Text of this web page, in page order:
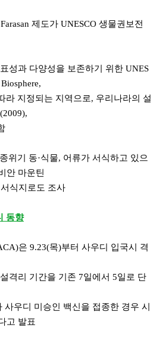
제도가 UNESCO 생물권보전
성과 다양성을 보존하기 위한 UNES
지정되는 지역으로, 우리나라의 설
위기 동·식물, 어류가 서식하고 있으
안 마운틴
식지로도 조사
동향
은 9.23(목)부터 사우디 입국시 격
격리 기간을 기존 7일에서 5일로 단
우디 미승인 백신을 접종한 경우 시
고 발표